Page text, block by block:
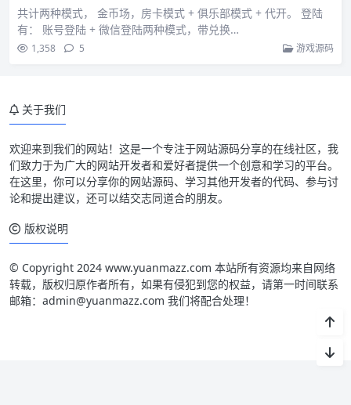
共计两种模式， 金币场，房卡模式 + 俱乐部模式 + 代开。 登陆
有： 账号登陆 + 微信登陆两种模式，带兑换…
1,358 5 游戏源码
关于我们
欢迎来到我们的网站！这是一个专注于网站源码分享的在线社区，我
们致力于为广大的网站开发者和爱好者提供一个创意和学习的平台。
在这里，你可以分享你的网站源码、学习其他开发者的代码、参与讨
论和提出建议，还可以结交志同道合的朋友。
版权说明
© Copyright 2024 www.yuanmazz.com 本站所有资源均来自网络
转载，版权归原作者所有，如果有侵犯到您的权益，请第一时间联系
邮箱：admin@yuanmazz.com 我们将配合处理！